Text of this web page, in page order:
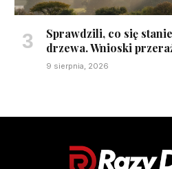
Sprawdzili, co się
drzewa. Wnioski
9 sierpnia, 2026